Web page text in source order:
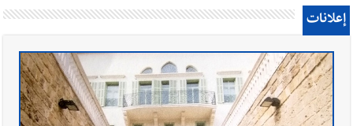
إعلانات